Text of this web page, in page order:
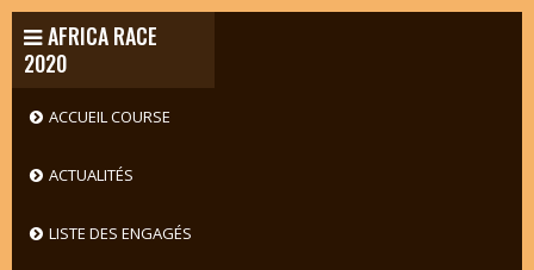
AFRICA RACE
2020
ACCUEIL COURSE
ACTUALITÉS
LISTE DES ENGAGÉS